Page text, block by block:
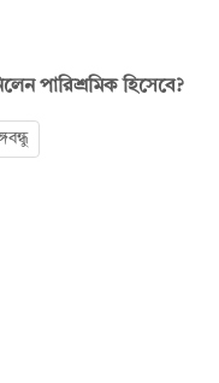
পারিশ্রমিক হিসেবে?